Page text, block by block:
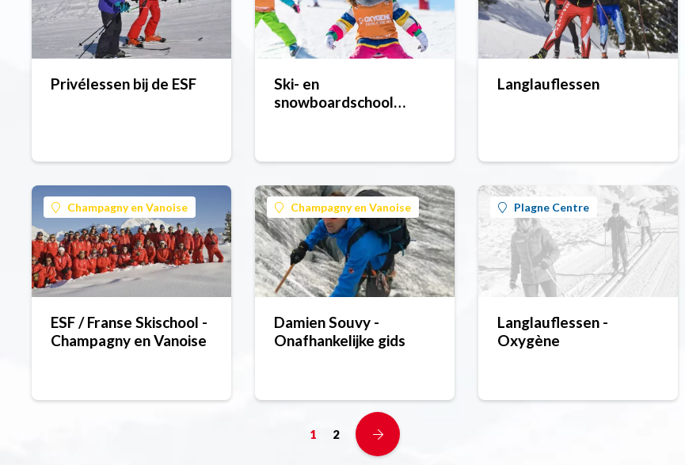
Privélessen bij de ESF
Ski- en
snowboardschool
Langlauflessen
Champagny en Vanoise
ESF / Franse Skischool -
Champagny en Vanoise
Champagny en Vanoise
Damien Souvy -
Onafhankelijke gids
Plagne Centre
Langlauflessen -
Oxygène
1 2